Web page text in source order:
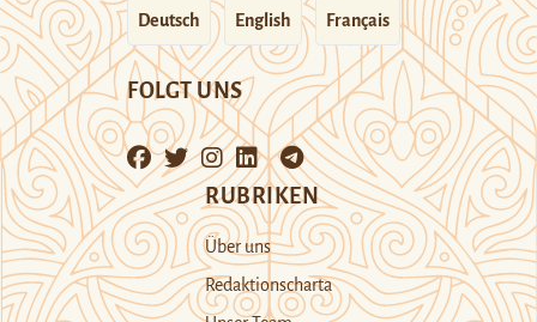
Deutsch English Français
FOLGT UNS
RUBRIKEN
Über uns
Redaktionscharta